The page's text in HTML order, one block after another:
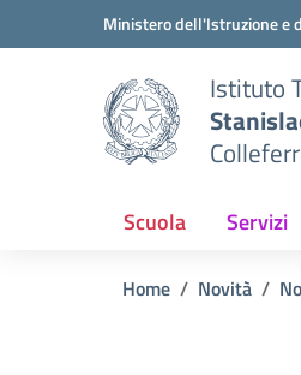
Vai ai contenuti
Vai al menu di navigazione
Ministero dell'Istruzione e
Istituto
Scuola Servizi
Home Novità